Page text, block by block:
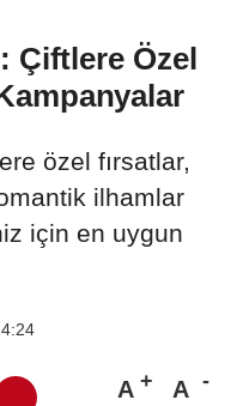
Çiftlere Özel
özel fırsatlar,
ilhamlar
için en uygun
A A